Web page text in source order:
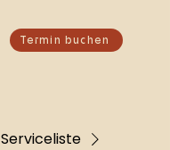
Termin buchen
Serviceliste